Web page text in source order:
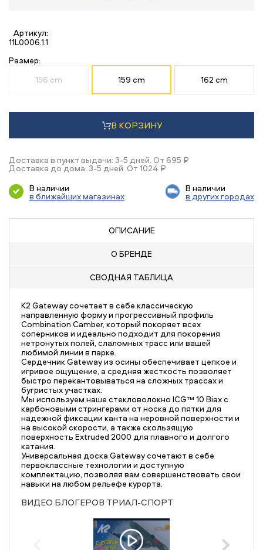
Артикул:
11L0006.1.1
Размер:
156 cm
159 cm 162 cm
В КОРЗИНУ
Доставка в пункт выдачи: 3-5 дней. От 695 ₽
Доставка до дома: 3-5 дней. От 1024 ₽
В наличии
в ближайших магазинах
В наличии
в других городах
ОПИСАНИЕ
О БРЕНДЕ
СВОДНАЯ ТАБЛИЦА
K2 Gateway сочетает в себе классическую
направленную форму и прогрессивный профиль
Combination Camber, который покоряет всех
соперников и идеально подходит для покорения
нетронутых полей, слаломных трасс или вашей
любимой линии в парке.
Сердечник Gateway из осины обеспечивает цепкое и
игривое ощущение, а средняя жесткость позволяет
быстро перекантовываться на сложных трассах и
бугристых участках.
Мы используем наше стекловолокно ICG™ 10 Biax с
карбоновыми стрингерами от носка до пятки для
надежной фиксации канта на неровной поверхности и
на высокой скорости, а также скользящую
поверхность Extruded 2000 для плавного и долгого
катания.
Универсальная доска Gateway сочетают в себе
первоклассные технологии и доступную
комплектацию, позволяя вам совершенствовать свои
навыки на любом рельефе курорта.
ВИДЕО БЛОГЕРОВ ТРИАЛ-СПОРТ